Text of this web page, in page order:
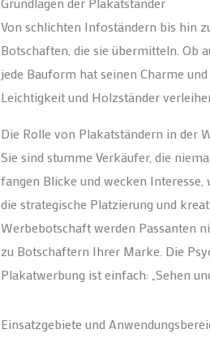
Von schlichten Infoständern bis hin
Botschaften, die sie übermitteln. Ob
jede Bauform hat seinen Charme
Leichtigkeit und Holzständer
Die Rolle von Plakatständern in der
Sie sind stumme Verkäufer, die
fangen Blicke und wecken
die strategische Platzierung und
Werbebotschaft werden Passanten
zu Botschaftern Ihrer Marke. Die
Plakatwerbung ist einfach: „Sehen
Einsatzgebiete und